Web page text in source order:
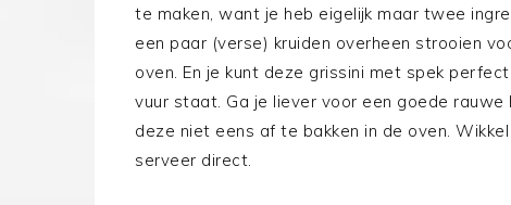
te maken, want je heb eigelijk maar twee
een paar (verse) kruiden overheen strooien
oven. En je kunt deze grissini met spek
vuur staat. Ga je liever voor een goede
deze niet eens af te bakken in de oven.
serveer direct.